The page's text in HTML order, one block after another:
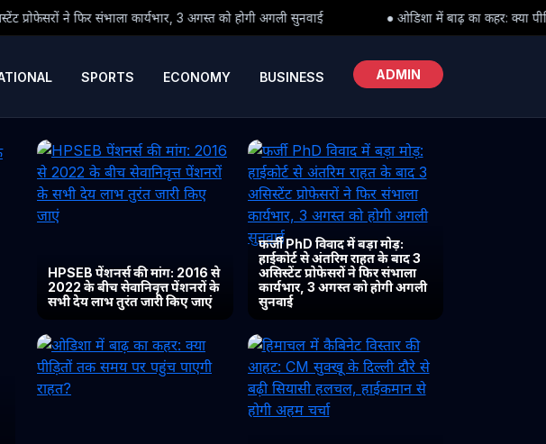
3 अगस्त को होगी अगली सुनवाई ● ओडिशा में बाढ़ का कहर: क्या पीड़ितों तक समय पर पहुंच पाएगी
SPORTS ECONOMY BUSINESS ADMIN
HPSEB पेंशनर्स की मांग: 2016 से
2022 के बीच सेवानिवृत्त पेंशनरों के
सभी देय लाभ तुरंत जारी किए जाएं
फर्जी PhD विवाद में बड़ा मोड़:
हाईकोर्ट से अंतरिम राहत के बाद 3
असिस्टेंट प्रोफेसरों ने फिर संभाला
कार्यभार, 3 अगस्त को होगी अगली
सुनवाई